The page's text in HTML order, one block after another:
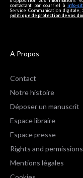
contactant par courriel à info-
Service Communication digitale,
politique de protection de vos
A Propos
Contact
Notre histoire
Déposer un manuscrit
Espace libraire
Espace presse
Rights and permissions
Mentions légales